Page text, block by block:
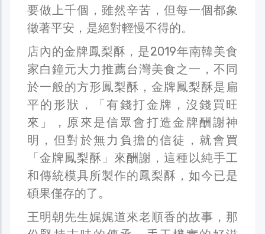
要做上千個，雖然辛苦，但每一個都象
徵著平安，是絕對輕慢不得的。
店內的金牌鳳梨酥，是2019年南韓美食
家白鐘元大力推薦台灣美食之一，不同
於一般的方形鳳梨酥，金牌鳳梨酥是扁
平的形狀，「有錢打金牌，沒錢買旺
來」，原來是信眾會打造金牌酬謝神
明，但對於無力負擔的信徒，就會買
「金牌鳳梨酥」來酬謝，這種以純手工
和傳統模具所製作的鳳梨酥，如今已是
碩果僅存的了。
王明朝先生娓娓道來老順香的故事，那